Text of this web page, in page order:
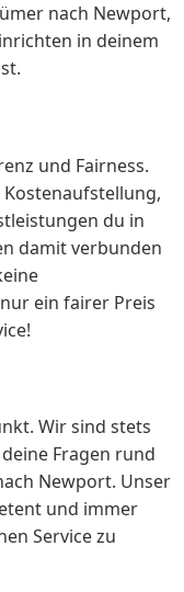
nach Newport,
in deinem
und Fairness.
du in
damit verbunden
ein fairer Preis
Wir sind stets
Fragen rund
Newport. Unser
und immer
Service zu